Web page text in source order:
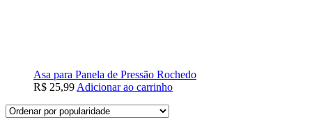
Asa para Panela de Pressão Rochedo
R$ 25,99Adicionar ao carrinho